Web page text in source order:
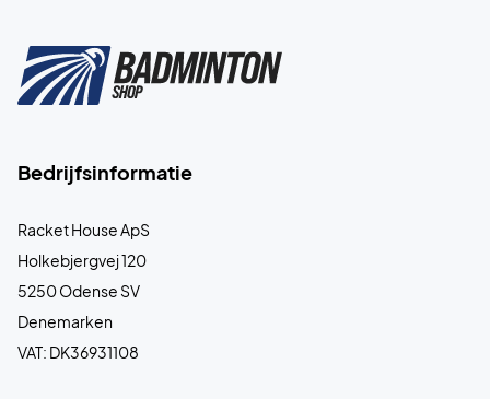
Bedrijfsinformatie
Racket House ApS
Holkebjergvej 120
5250 Odense SV
Denemarken
VAT: DK36931108